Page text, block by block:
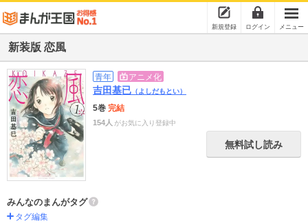
新規登録 ログイン メニュー
新装版 恋風
青年 アニメ化
吉田基已 （よしだもとい）
5巻 完結
154人 がお気に入り登録中
無料試し読み
みんなのまんがタグ
タグ編集